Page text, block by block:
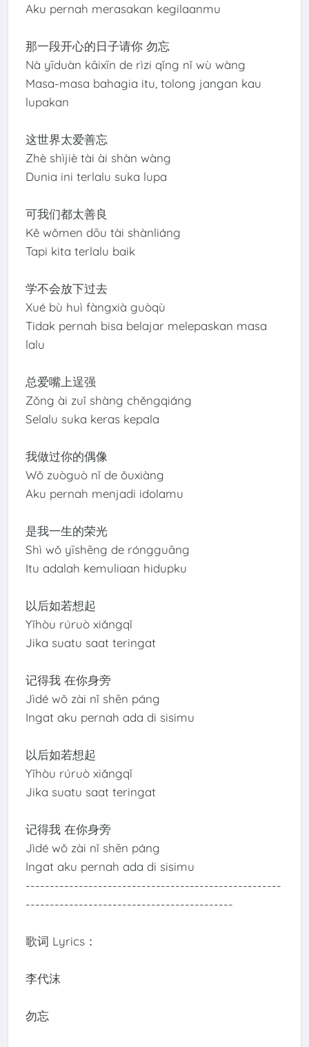
Aku pernah merasakan kegilaanmu
那一段开心的日子请你 勿忘
Nà yīduàn kāixīn de rìzi qǐng nǐ wù wàng
Masa-masa bahagia itu, tolong jangan kau
lupakan
这世界太爱善忘
Zhè shìjiè tài ài shàn wàng
Dunia ini terlalu suka lupa
可我们都太善良
Kě wǒmen dōu tài shànliáng
Tapi kita terlalu baik
学不会放下过去
Xué bù huì fàngxià guòqù
Tidak pernah bisa belajar melepaskan masa
lalu
总爱嘴上逞强
Zǒng ài zuǐ shàng chěngqiáng
Selalu suka keras kepala
我做过你的偶像
Wǒ zuòguò nǐ de ǒuxiàng
Aku pernah menjadi idolamu
是我一生的荣光
Shì wǒ yīshēng de róngguāng
Itu adalah kemuliaan hidupku
以后如若想起
Yǐhòu rúruò xiǎngqǐ
Jika suatu saat teringat
记得我 在你身旁
Jìdé wǒ zài nǐ shēn páng
Ingat aku pernah ada di sisimu
以后如若想起
Yǐhòu rúruò xiǎngqǐ
Jika suatu saat teringat
记得我 在你身旁
Jìdé wǒ zài nǐ shēn páng
Ingat aku pernah ada di sisimu
-----------------------------------------------------
-------------------------------------------
歌词 Lyrics：
李代沫
勿忘